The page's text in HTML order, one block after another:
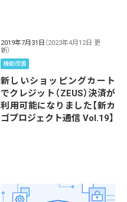
2019年7月31日 （2023年4月12日 更
新）
機能改善
新しいショッピングカート
でクレジット（ZEUS）決済が
利用可能になりました【新カ
ゴプロジェクト通信 Vol.19】